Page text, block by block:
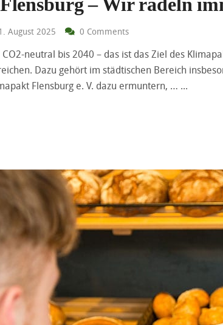
August 2025 0 Comments
neutral bis 2040 – das ist das Ziel des
Dazu gehört im städtischen Bereich
Flensburg e. V. dazu ermuntern, …